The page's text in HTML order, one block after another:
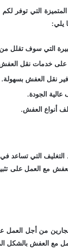
المتميزة التي توفر
يلي:
التي سوف تقلل من
على خدمات نقل
نقل العفش بسهولة.
الجودة.
أنواع العفش.
التي تساعد
مع العمل على
من أجل
مع العفش